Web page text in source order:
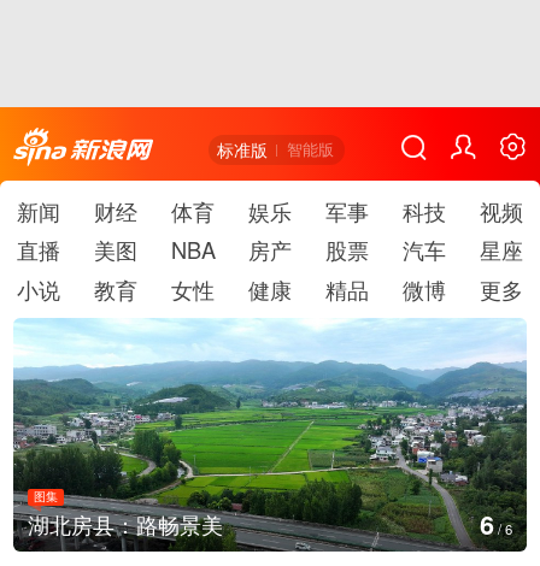
标准版 智能版
新闻 财经 体育 娱乐 军事 科技
视频
直播
美图 NBA 房产 股票 汽车
星座
小说
教育 女性 健康 精品 微博 更多
图集
德国：巴特施瓦尔巴赫森林野火 1/6